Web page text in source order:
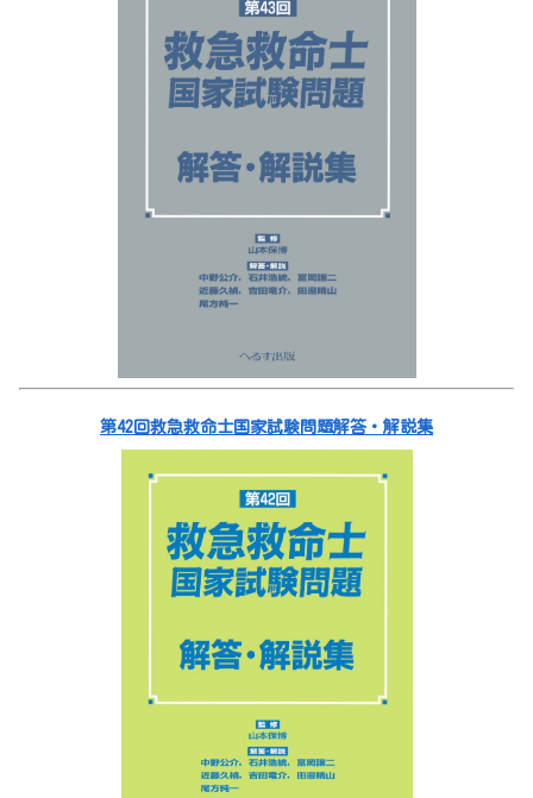
第42回救急救命士国家試験問題解答・解説集